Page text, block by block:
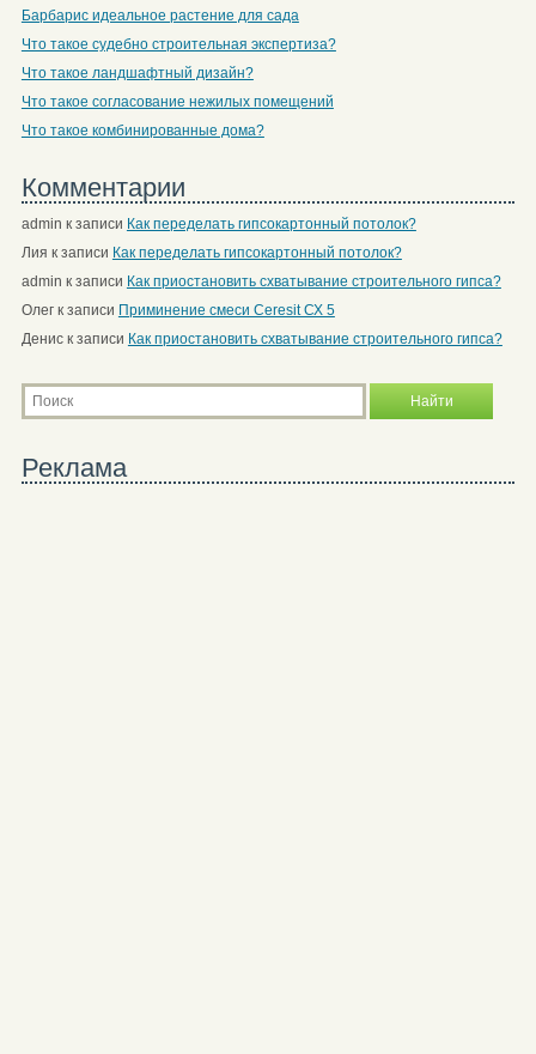
Барбарис идеальное растение для сада
Что такое судебно строительная экспертиза?
Что такое ландшафтный дизайн?
Что такое согласование нежилых помещений
Что такое комбинированные дома?
Комментарии
admin к записи Как переделать гипсокартонный потолок?
Лия к записи Как переделать гипсокартонный потолок?
admin к записи Как приостановить схватывание строительного гипса?
Олегк записи Приминение смеси Ceresit СХ 5
Дениск записи Как приостановить схватывание строительного гипса?
Реклама